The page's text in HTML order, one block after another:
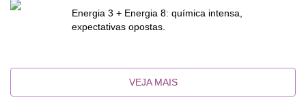
Energia 3 + Energia 8: química intensa,
expectativas opostas.
VEJA MAIS